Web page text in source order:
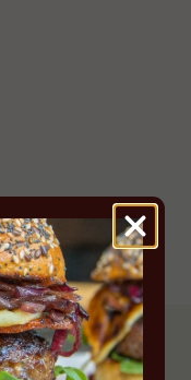
in huis
OVER ONZE